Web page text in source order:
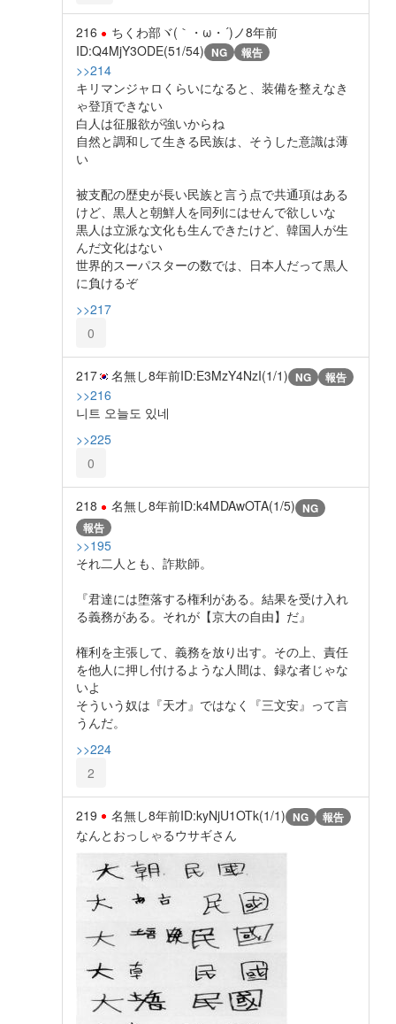
216 ちくわ部ヾ(｀・ω・´)ノ8年前
ID:Q4MjY3ODE(51/54) NG 報告
>>214
キリマンジャロくらいになると、装備を整えなき
ゃ登頂できない
白人は征服欲が強いからね
自然と調和して生きる民族は、そうした意識は薄
い
被支配の歴史が長い民族と言う点で共通項はある
けど、黒人と朝鮮人を同列にはせんで欲しいな
黒人は立派な文化も生んできたけど、韓国人が生
んだ文化はない
世界的スーパスターの数では、日本人だって黒人
に負けるぞ
>>217
0
217 名無し8年前ID:E3MzY4NzI(1/1) NG 報告
>>216
니트 오늘도 있네
>>225
0
218 名無し8年前ID:k4MDAwOTA(1/5) NG
報告
>>195
それ二人とも、詐欺師。
『君達には堕落する権利がある。結果を受け入れ
る義務がある。それが【京大の自由】だ』
権利を主張して、義務を放り出す。その上、責任
を他人に押し付けるような人間は、録な者じゃな
いよ
そういう奴は『天才』ではなく『三文安』って言
うんだ。
>>224
2
219 名無し8年前ID:kyNjU1OTk(1/1) NG 報告
なんとおっしゃるウサギさん